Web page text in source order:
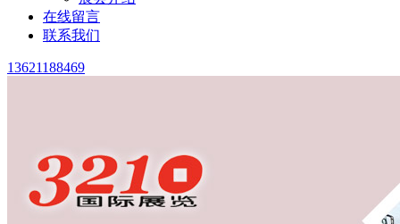
在线留言
联系我们
13621188469